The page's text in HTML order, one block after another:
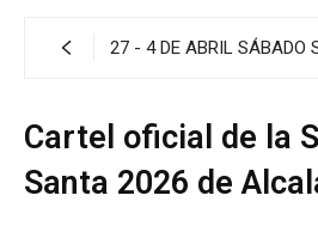
Cartel oficial de la
Santa 2026 de